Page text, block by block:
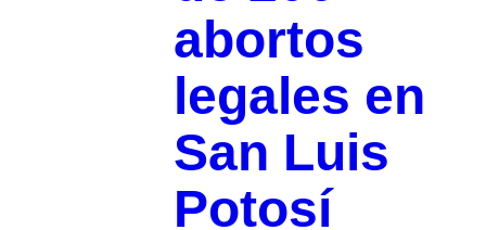
abortos
legales en
San Luis
Potosí